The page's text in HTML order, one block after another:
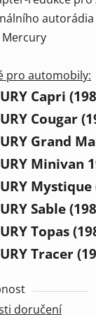
autorádia
pro automobily:
Capri
Cougar
Grand
Minivan
Mystique
Sable
Topas
Tracer
doručení